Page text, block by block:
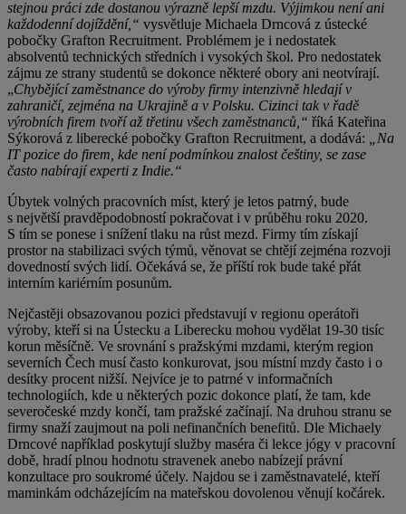
stejnou práci zde dostanou výrazně lepší mzdu. Výjimkou není ani
každodenní dojíždění,“ vysvětluje Michaela Drncová z ústecké
pobočky Grafton Recruitment. Problémem je i nedostatek
absolventů technických středních i vysokých škol. Pro nedostatek
zájmu ze strany studentů se dokonce některé obory ani neotvírají.
„Chybějící zaměstnance do výroby firmy intenzivně hledají v
zahraničí, zejména na Ukrajině a v Polsku. Cizinci tak v řadě
výrobních firem tvoří až třetinu všech zaměstnanců,“ říká Kateřina
Sýkorová z liberecké pobočky Grafton Recruitment, a dodává:
„Na
IT pozice do firem, kde není podmínkou znalost češtiny, se zase
často nabírají experti z Indie.“
Úbytek volných pracovních míst, který je letos patrný, bude
s největší pravděpodobností pokračovat i v průběhu roku 2020.
S tím se ponese i snížení tlaku na růst mezd. Firmy tím získají
prostor na stabilizaci svých týmů, věnovat se chtějí zejména rozvoji
dovedností svých lidí. Očekává se, že příští rok bude také přát
interním kariérním posunům.
Nejčastěji obsazovanou pozici představují v regionu operátoři
výroby, kteří si na Ústecku a Liberecku mohou vydělat 19-30 tisíc
korun měsíčně. Ve srovnání s pražskými mzdami, kterým region
severních Čech musí často konkurovat, jsou místní mzdy často i o
desítky procent nižší. Nejvíce je to patrné v informačních
technologiích, kde u některých pozic dokonce platí, že tam, kde
severočeské mzdy končí, tam pražské začínají. Na druhou stranu se
firmy snaží zaujmout na poli nefinančních benefitů. Dle Michaely
Drncové například poskytují služby maséra či lekce jógy v pracovní
době, hradí plnou hodnotu stravenek anebo nabízejí právní
konzultace pro soukromé účely. Najdou se i zaměstnavatelé, kteří
maminkám odcházejícím na mateřskou dovolenou věnují kočárek.